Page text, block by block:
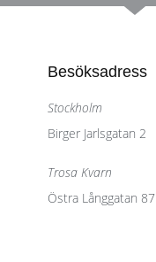
Besöksadress
Stockholm
Birger Jarlsgatan 2
Trosa Kvarn
Östra Långgatan 87